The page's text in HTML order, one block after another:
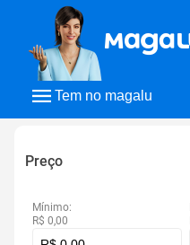
Tem no magalu
Preço
Mínimo:
R$ 0,00